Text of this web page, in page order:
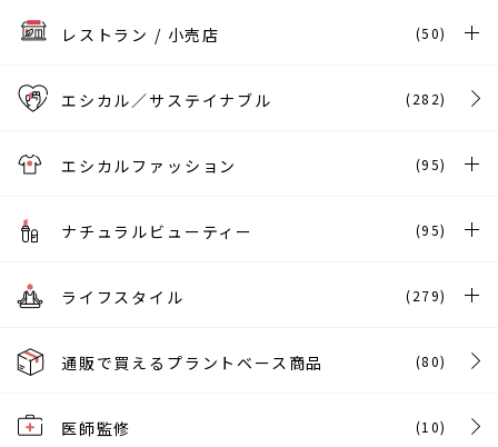
レストラン / 小売店 (50)
エシカル／サステイナブル (282)
エシカルファッション (95)
ナチュラルビューティー (95)
ライフスタイル (279)
通販で買えるプラントベース商品 (80)
医師監修 (10)